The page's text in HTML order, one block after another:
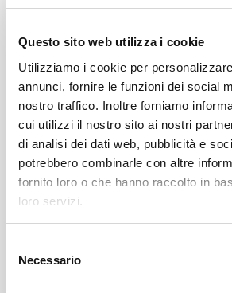
Questo sito web utilizza i cookie
Utilizziamo i cookie per
annunci, fornire le funzioni dei social
nostro traffico. Inoltre forniamo
cui utilizzi il nostro sito ai nostri
di analisi dei dati web, pubblicità e
potrebbero combinarle con altre
fornito loro o che hanno raccolto in
loro servizi.
Necessario
的数字自动化平台的创建。首
PLC（包括真实和虚拟的）互动
具体来说，SEW-
供了一个完整的解决方案，优
工厂的管理，降低了成本并提
是寻求创新和优化生产过程的
择。
集中平台为工业自动化提供了
先，它简化了PLC的配置和编
活性，使控制逻辑能够快速适